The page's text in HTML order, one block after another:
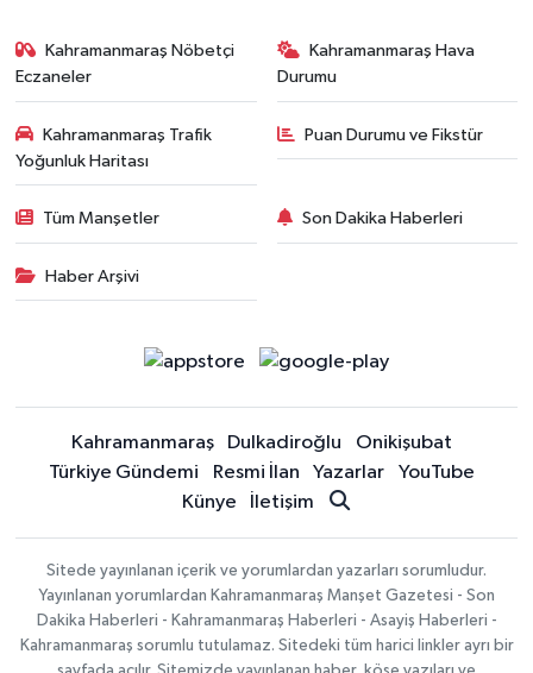
Kahramanmaraş Nöbetçi
Eczaneler
Kahramanmaraş Hava
Durumu
Kahramanmaraş Trafik
Yoğunluk Haritası
Puan Durumu ve Fikstür
Tüm Manşetler Son Dakika Haberleri
Haber Arşivi
Kahramanmaraş Dulkadiroğlu
Onikişubat
Türkiye Gündemi
Resmi İlan Yazarlar
YouTube
Künye
İletişim
Sitede yayınlanan içerik ve yorumlardan yazarları sorumludur.
Yayınlanan yorumlardan Kahramanmaraş Manşet Gazetesi - Son
Dakika Haberleri - Kahramanmaraş Haberleri - Asayiş Haberleri -
Kahramanmaraş sorumlu tutulamaz. Sitedeki tüm harici linkler ayrı bir